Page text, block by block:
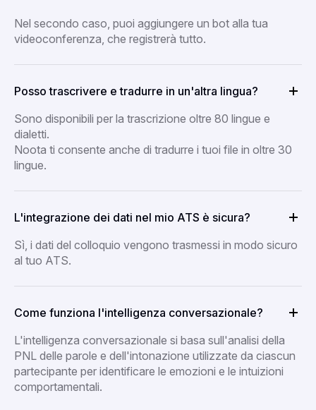
Nel secondo caso, puoi aggiungere un bot alla tua
videoconferenza, che registrerà tutto.
Posso trascrivere e tradurre in un'altra lingua?
Sono disponibili per la trascrizione oltre 80 lingue e
dialetti.
Noota ti consente anche di tradurre i tuoi file in oltre 30
lingue.
L'integrazione dei dati nel mio ATS è sicura?
Sì, i dati del colloquio vengono trasmessi in modo sicuro
al tuo ATS.
Come funziona l'intelligenza conversazionale?
L'intelligenza conversazionale si basa sull'analisi della
PNL delle parole e dell'intonazione utilizzate da ciascun
partecipante per identificare le emozioni e le intuizioni
comportamentali.